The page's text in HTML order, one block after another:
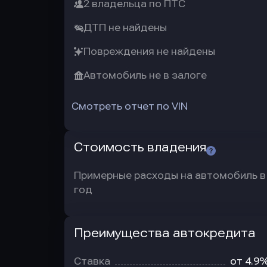
2 владельца по ПТС
ДТП не найдены
Повреждения не найдены
Автомобиль не в залоге
Смотреть отчет по VIN
Стоимость владения
Примерные расходы на автомобиль в
год
Преимущества автокредита
Ставка от